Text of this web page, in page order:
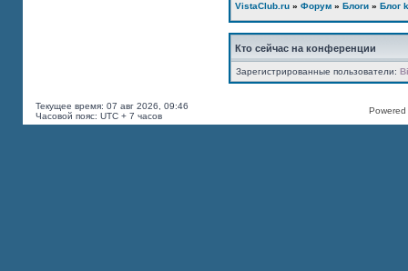
VistaClub.ru » Форум » Блоги » Блог
Кто сейчас на конференции
Зарегистрированные пользователи:
Текущее время: 07 авг 2026, 09:46
Часовой пояс: UTC + 7 часов